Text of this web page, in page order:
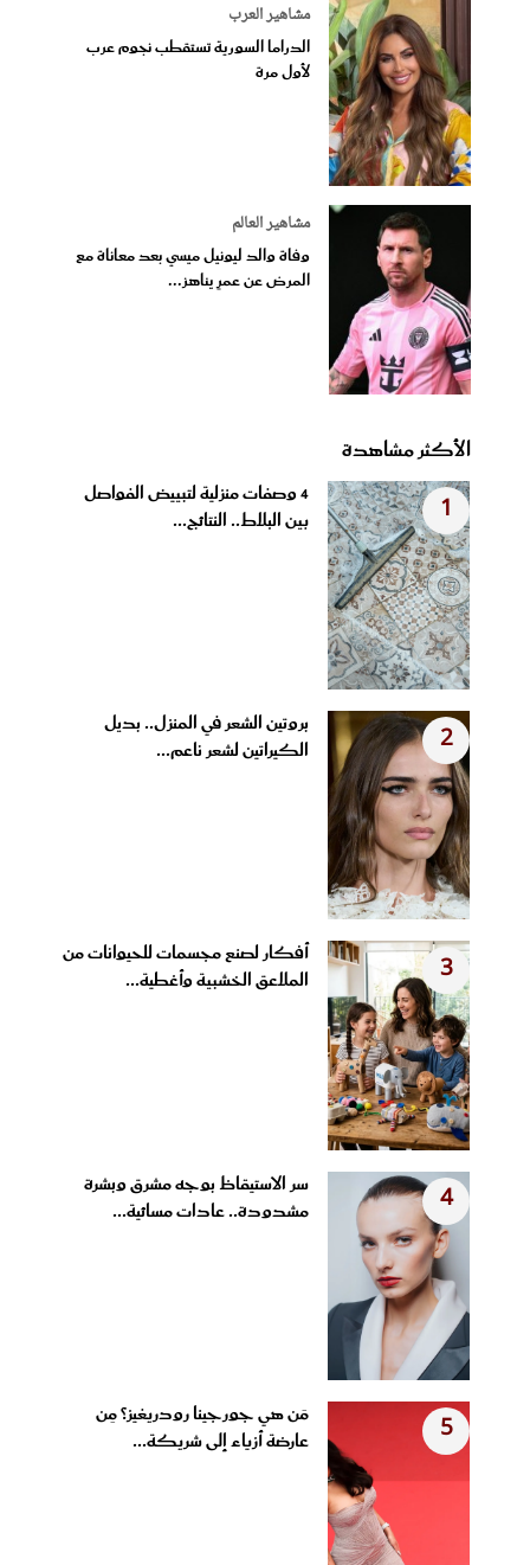
مشاهير العرب
الدراما السورية تستقطب نجوم عرب
لأول مرة
مشاهير العالم
وفاة والد ليونيل ميسي بعد معاناة مع
المرض عن عمرٍ يناهز...
الأكثر مشاهدة
1
4 وصفات منزلية لتبييض الفواصل
بين البلاط.. النتائج...
2
بروتين الشعر في المنزل.. بديل
الكيراتين لشعر ناعم...
3
أفكار لصنع مجسمات للحيوانات من
الملاعق الخشبية وأغطية...
4
سر الاستيقاظ بوجه مشرق وبشرة
مشدودة.. عادات مسائية...
5
مَن هي جورجينا رودريغيز؟ مِن
عارضة أزياء إلى شريكة...